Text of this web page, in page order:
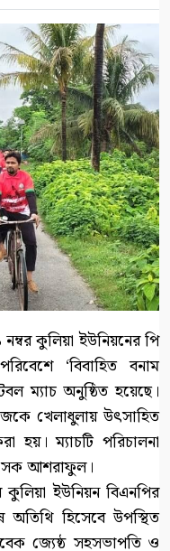
কুলিয়া ইউনিয়নের পি
‘বিবাহিত বনাম
ম্যাচ অনুষ্ঠিত হয়েছে।
খেলাধুলায় উৎসাহিত
ম্যাচটি পরিচালনা
আশরাফুল।
কুলিয়া ইউনিয়ন বিএনপির
অতিথি হিসেবে উপস্থিত
জ্যেষ্ঠ সহসভাপতি ও